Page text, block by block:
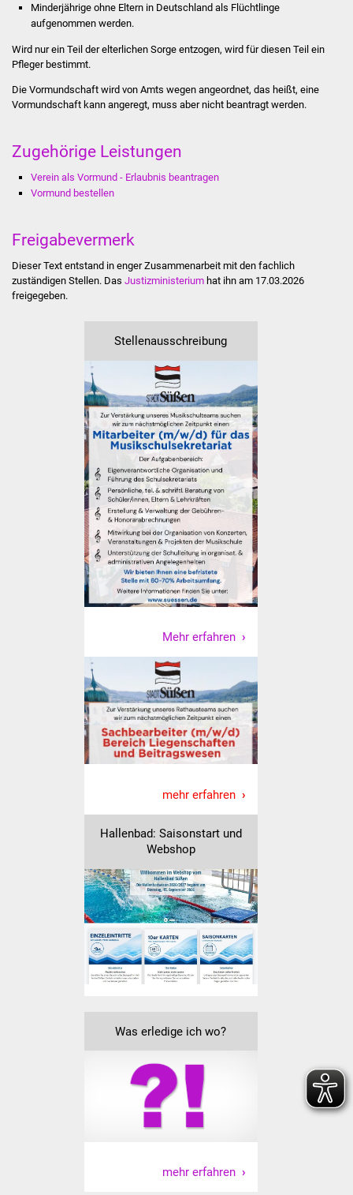
Schulentwicklung Bizet
Sanierung Bizethalle
Dienstleistungen
Lebenslagen
Formulare
Bürgerinfos
Bildung
Schulen
Kindergärten
Volkshochschule
Soziale Einrichtungen
Kirchen
Kinder- und
Familienzentrum
Stadtwerke
Suenergie
Ärzte und Apotheken
Index
Minderjährige ohne Eltern in Deutschland als Flüchtlinge
aufgenommen werden.
Wird nur ein Teil der elterlichen Sorge entzogen, wird für diesen Teil ein
Pfleger bestimmt.
Die Vormundschaft wird von Amts wegen angeordnet, das heißt, eine
Vormundschaft kann angeregt, muss aber nicht beantragt werden.
Zugehörige Leistungen
Verein als Vormund - Erlaubnis beantragen
Vormund bestellen
Freigabevermerk
Dieser Text entstand in enger Zusammenarbeit mit den fachlich
zuständigen Stellen. Das Justizministeriumhat ihn am 17.03.2026
freigegeben.
Stellenausschreibung
Mehr erfahren
mehr erfahren
Hallenbad: Saisonstart und
Webshop
Was erledige ich wo?
mehr erfahren